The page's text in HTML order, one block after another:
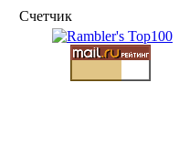
Счетчик